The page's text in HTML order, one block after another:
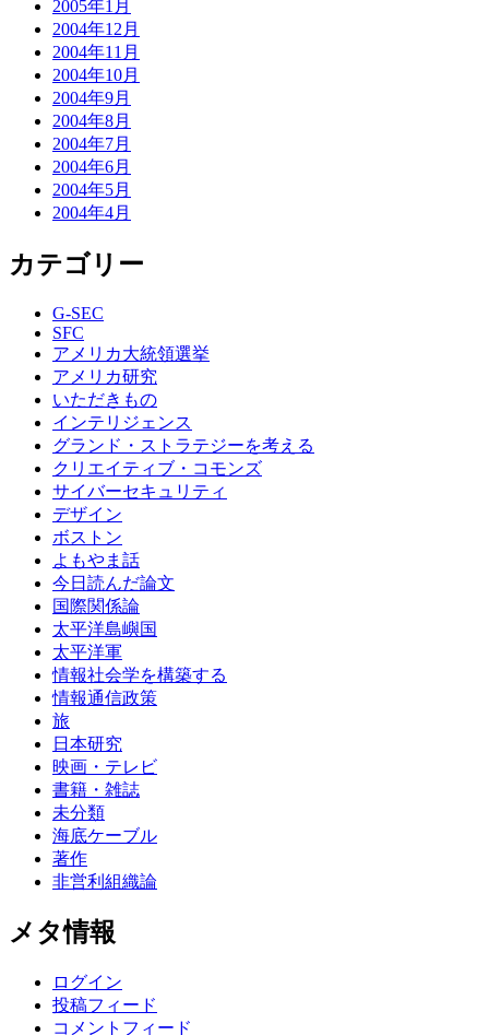
2005年1月
2004年12月
2004年11月
2004年10月
2004年9月
2004年8月
2004年7月
2004年6月
2004年5月
2004年4月
カテゴリー
G-SEC
SFC
アメリカ大統領選挙
アメリカ研究
いただきもの
インテリジェンス
グランド・ストラテジーを考える
クリエイティブ・コモンズ
サイバーセキュリティ
デザイン
ボストン
よもやま話
今日読んだ論文
国際関係論
太平洋島嶼国
太平洋軍
情報社会学を構築する
情報通信政策
旅
日本研究
映画・テレビ
書籍・雑誌
未分類
海底ケーブル
著作
非営利組織論
メタ情報
ログイン
投稿フィード
コメントフィード